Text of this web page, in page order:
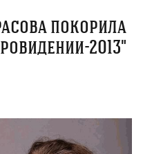
покорила
2013"